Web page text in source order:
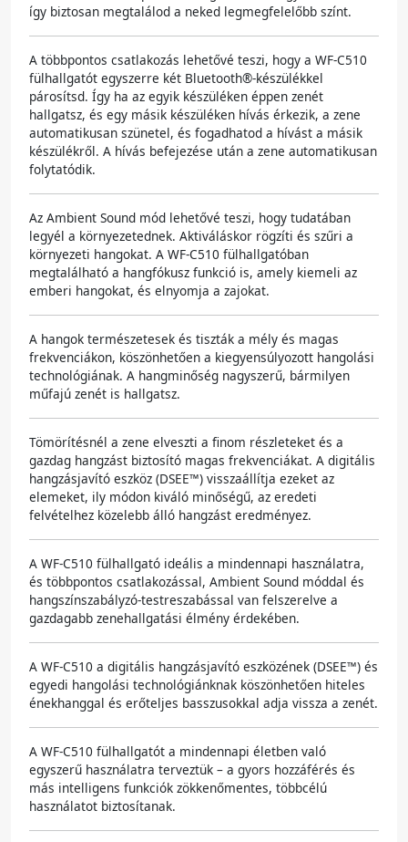
így biztosan megtalálod a neked legmegfelelőbb színt.
A többpontos csatlakozás lehetővé teszi, hogy a WF-C510
fülhallgatót egyszerre két Bluetooth®-készülékkel
párosítsd. Így ha az egyik készüléken éppen zenét
hallgatsz, és egy másik készüléken hívás érkezik, a zene
automatikusan szünetel, és fogadhatod a hívást a másik
készülékről. A hívás befejezése után a zene automatikusan
folytatódik.
Az Ambient Sound mód lehetővé teszi, hogy tudatában
legyél a környezetednek. Aktiváláskor rögzíti és szűri a
környezeti hangokat. A WF-C510 fülhallgatóban
megtalálható a hangfókusz funkció is, amely kiemeli az
emberi hangokat, és elnyomja a zajokat.
A hangok természetesek és tiszták a mély és magas
frekvenciákon, köszönhetően a kiegyensúlyozott hangolási
technológiának. A hangminőség nagyszerű, bármilyen
műfajú zenét is hallgatsz.
Tömörítésnél a zene elveszti a finom részleteket és a
gazdag hangzást biztosító magas frekvenciákat. A digitális
hangzásjavító eszköz (DSEE™) visszaállítja ezeket az
elemeket, ily módon kiváló minőségű, az eredeti
felvételhez közelebb álló hangzást eredményez.
A WF-C510 fülhallgató ideális a mindennapi használatra,
és többpontos csatlakozással, Ambient Sound móddal és
hangszínszabályzó-testreszabással van felszerelve a
gazdagabb zenehallgatási élmény érdekében.
A WF-C510 a digitális hangzásjavító eszközének (DSEE™) és
egyedi hangolási technológiánknak köszönhetően hiteles
énekhanggal és erőteljes basszusokkal adja vissza a zenét.
A WF-C510 fülhallgatót a mindennapi életben való
egyszerű használatra terveztük – a gyors hozzáférés és
más intelligens funkciók zökkenőmentes, többcélú
használatot biztosítanak.